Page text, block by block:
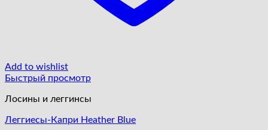
Add to wishlist
Быстрый просмотр
Лосины и леггинсы
Леггиесы-Капри Heather Blue